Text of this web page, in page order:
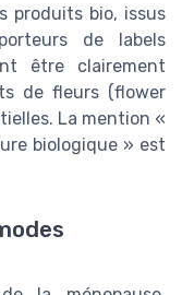
produits bio, issus
de labels
être clairement
de fleurs (flower
La mention «
biologique » est